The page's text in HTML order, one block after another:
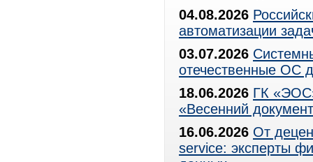
04.08.2026
автоматизации
03.07.2026
отечественные ОС
18.06.2026 ГК
«Весенний
16.06.2026 От
service: эксперты